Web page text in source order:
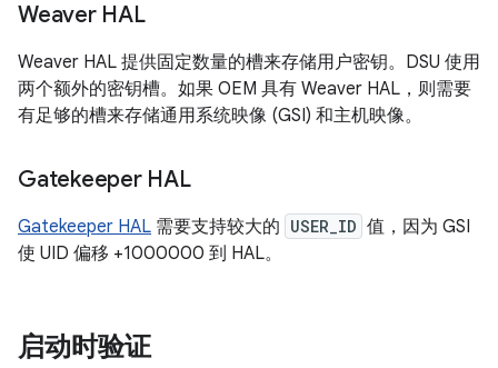
Weaver HAL
Weaver HAL 提供固定数量的槽来存储用户密钥。DSU 使用
两个额外的密钥槽。如果 OEM 具有 Weaver HAL，则需要
有足够的槽来存储通用系统映像 (GSI) 和主机映像。
Gatekeeper HAL
Gatekeeper HAL 需要支持较大的 USER_ID 值，因为 GSI
使 UID 偏移 +1000000 到 HAL。
启动时验证